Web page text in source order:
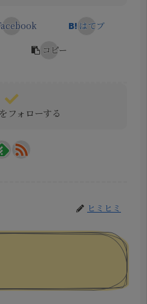
はてブ
コピー
フォローする
ヒミヒミ